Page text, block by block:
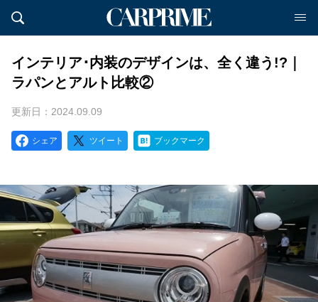
インテリア･内装のデザインは、全く違う!?｜
ラパンとアルト比較②
更新日：2024.09.09
シェア ツイート ブックマーク